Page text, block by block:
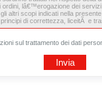
sul trattamento dei dati